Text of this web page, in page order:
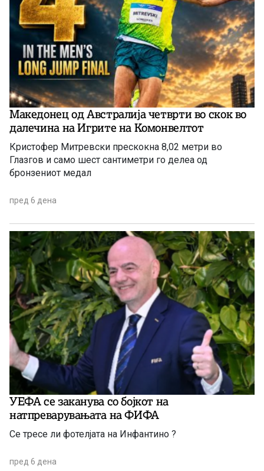
Македонец од Австралија четврти во скок во
далечина на Игрите на Комонвелтот
Кристофер Митревски прескокна 8,02 метри во
Глазгов и само шест сантиметри го делеа од
бронзениот медал
пред 6 дена
УЕФА се заканува со бојкот на
натпреварувањата на ФИФА
Се тресе ли фотелјата на Инфантино ?
пред 6 дена